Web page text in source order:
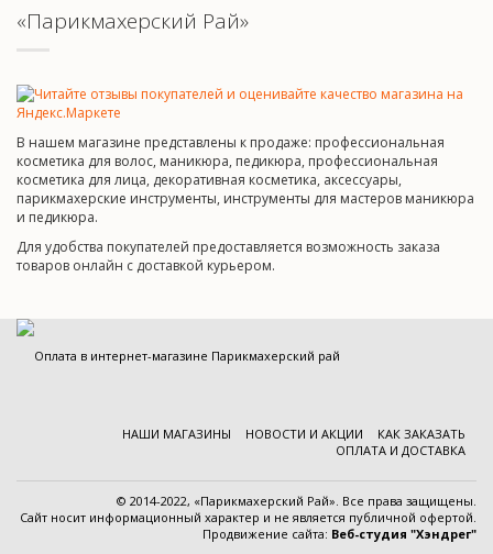
«Парикмахерский Рай»
В нашем магазине представлены к продаже: профессиональная
косметика для волос, маникюра, педикюра, профессиональная
косметика для лица, декоративная косметика, аксессуары,
парикмахерские инструменты, инструменты для мастеров маникюра
и педикюра.
Для удобства покупателей предоставляется возможность заказа
товаров онлайн с доставкой курьером.
НАШИ МАГАЗИНЫ НОВОСТИ И АКЦИИ
КАК ЗАКАЗАТЬ
ОПЛАТА И ДОСТАВКА
© 2014-2022, «Парикмахерский Рай». Все права защищены.
Cайт носит информационный характер и не является публичной офертой.
Продвижение сайта: Веб-студия "Хэндрег"